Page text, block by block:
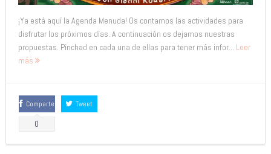
¡Ya está aquí la Agenda Menuda! Os contamos las actividades para
disfrutar los próximos días. A continuación os dejamos nuestras
propuestas. Pinchad en cada una de ellas para tener más infor... Leer
más
Comparte
0
Tweet